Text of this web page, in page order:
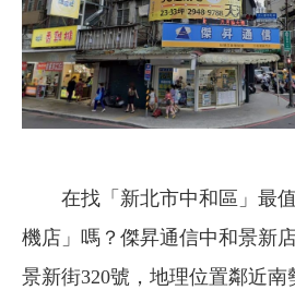
在找「新北市中和區」最
機店」嗎？傑昇通信中和景新
景新街320號，地理位置鄰近